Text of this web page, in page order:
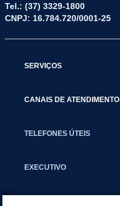
Tel.: (37) 3329-1800
CNPJ: 16.784.720/0001-25
SERVIÇOS
CANAIS DE ATENDIMENTO
TELEFONES ÚTEIS
EXECUTIVO